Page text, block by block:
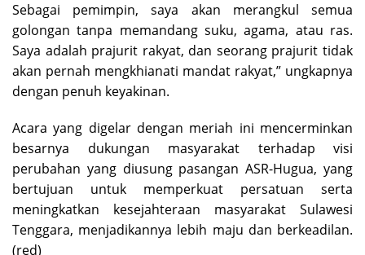
Sebagai pemimpin, saya akan merangkul semua
golongan tanpa memandang suku, agama, atau ras.
Saya adalah prajurit rakyat, dan seorang prajurit tidak
akan pernah mengkhianati mandat rakyat,” ungkapnya
dengan penuh keyakinan.
Acara yang digelar dengan meriah ini mencerminkan
besarnya dukungan masyarakat terhadap visi
perubahan yang diusung pasangan ASR-Hugua, yang
bertujuan untuk memperkuat persatuan serta
meningkatkan kesejahteraan masyarakat Sulawesi
Tenggara, menjadikannya lebih maju dan berkeadilan.
(red)